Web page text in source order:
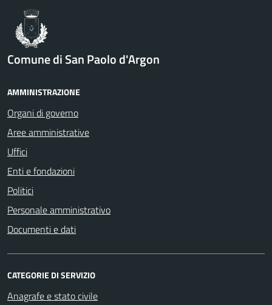
Comune di San Paolo d'Argon
AMMINISTRAZIONE
Organi di governo
Aree amministrative
Uffici
Enti e fondazioni
Politici
Personale amministrativo
Documenti e dati
CATEGORIE DI SERVIZIO
Anagrafe e stato civile